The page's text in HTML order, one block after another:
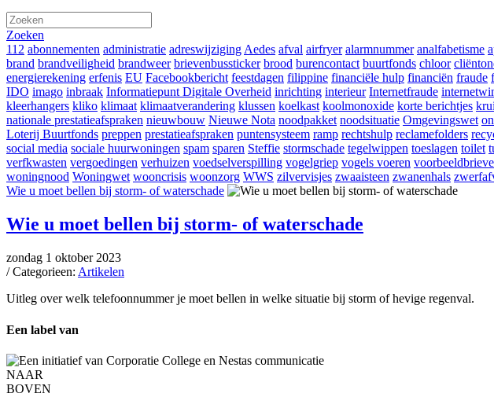
Zoeken
112 abonnementen administratie adreswijzigingAedes afval airfryer alarmnummer analfabetisme
brand brandveiligheid brandweer brievenbussticker brood burencontact buurtfonds chloor
energierekening erfenis EU Facebookbericht feestdagen filippine financiële hulp financiën fraude
IDO imago inbraak Informatiepunt Digitale Overheid inrichting interieur Internetfraude
kleerhangers kliko klimaat klimaatverandering klussen koelkast koolmonoxide korte berichtjes
nationale prestatieafspraken nieuwbouw Nieuwe Nota noodpakket noodsituatie Omgevingswet
Loterij Buurtfonds preppen prestatieafspraken puntensysteem ramp rechtshulp reclamefolders
social media sociale huurwoningen spam sparen Steffie stormschade tegelwippen toeslagen toilet
verfkwasten vergoedingen verhuizen voedselverspilling vogelgriep vogels voeren
woningnood Woningwet wooncrisis woonzorg WWS zilvervisjes zwaaisteen zwanenhals
Wie u moet bellen bij storm- of waterschade
Wie u moet bellen bij storm- of waterschade
zondag 1 oktober 2023
/ Categorieen: Artikelen
Uitleg over welk telefoonnummer je moet bellen in welke situatie bij storm of hevige regenval.
Een label van
NAAR
BOVEN